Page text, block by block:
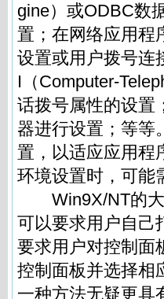
gine）或ODBC数
置；在网络应用程
设置或用户拨号连
I（Computer-
话拨号属性的设置
器进行设置；等等
置，以适应应用程
环境设置时，可能
Win9X/NT的大
可以要求用户自己
要求用户对控制面
控制面板并选择相
一种方法无疑更具